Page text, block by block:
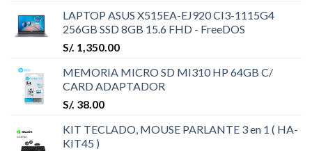
LAPTOP ASUS X515EA-EJ920 CI3-1115G4
256GB SSD 8GB 15.6 FHD - FreeDOS
S/. 1,350.00
MEMORIA MICRO SD MI310 HP 64GB C/
CARD ADAPTADOR
S/. 38.00
KIT TECLADO, MOUSE PARLANTE 3 en 1 ( HA-
KIT45 )